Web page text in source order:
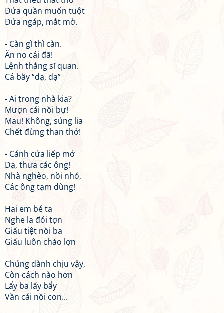
Đứa quần muốn tuột
Đứa ngáp, mắt mờ.
- Càn gì thì càn.
Ăn no cái đã!
Lệnh thằng sĩ quan.
Cả bầy “dạ, dạ”
- Ai trong nhà kia?
Mượn cái nồi bự!
Mau! Không, súng lia
Chết đừng than thở!
- Cánh cửa liếp mở
Dạ, thưa các ông!
Nhà nghèo, nồi nhỏ,
Các ông tạm dùng!
Hai em bé ta
Nghe la đói tợn
Giấu tiệt nồi ba
Giấu luôn chảo lợn
Chúng dành chịu vậy,
Còn cách nào hơn
Lẩy ba lấy bẩy
Vần cái nồi con...